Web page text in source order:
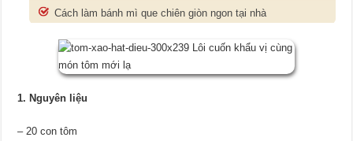
Cách làm bánh mì que chiên giòn ngon tại nhà
1. Nguyên liệu
– 20 con tôm